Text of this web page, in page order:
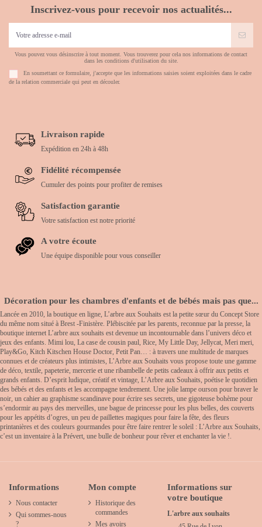
Inscrivez-vous pour recevoir nos actualités...
Vous pouvez vous désinscrire à tout moment. Vous trouverez pour cela nos informations de contact
dans les conditions d'utilisation du site.
En soumettant ce formulaire, j'accepte que les informations saisies soient exploitées dans le cadre
de la relation commerciale qui peut en découler.
Livraison rapide
Expédition en 24h à 48h
Fidélité récompensée
Cumuler des points pour profiter de remises
Satisfaction garantie
Votre satisfaction est notre priorité
A votre écoute
Une équipe disponible pour vous conseiller
Décoration pour les chambres d'enfants et de bébés mais pas que...
Lancée en 2010, la boutique en ligne, L’arbre aux Souhaits est la petite sœur du Concept Store
du même nom situé à Brest -Finistère. Plébiscitée par les parents, reconnue par la presse, la
boutique internet L’arbre aux souhaits est devenue un incontournable dans l’univers déco et
jeux des enfants. Mimi lou, La case de cousin paul, Rice, My Little Day, Jellycat, Meri meri,
Play&Go, Kitch Kitschen House Doctor, Petit Pan… : à travers une multitude de marques
connues et de créateurs plus intimistes, L’Arbre aux Souhaits vous propose toute une gamme
de déco, textile, papeterie, mercerie et une ribambelle de petits cadeaux à offrir aux petits et
grands enfants. D’esprit ludique, créatif et vintage, L’Arbre aux Souhaits, poétise le quotidien
des bébés et des enfants et les accompagne tendrement. Une jolie lampe ourson pour braver le
noir, un cahier au graphisme scandinave pour écrire ses secrets, une gigoteuse bohème pour
s’endormir au pays des merveilles, une bague de princesse pour les plus belles, des couverts
pour les appétits d’ogres, un peu de paillettes magiques pour faire la fête, des fleurs
printanières et des couleurs gourmandes pour être faire rentrer le soleil : L’Arbre aux Souhaits,
c’est un inventaire à la Prévert, une bulle de bonheur pour rêver et enchanter la vie !.
Informations
Nous contacter
Qui sommes-nous
?
Mon compte
Historique des
commandes
Mes avoirs
Informations sur
votre boutique
L'arbre aux souhaits